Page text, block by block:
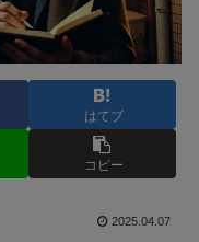
はてブ
コピー
2025.04.07